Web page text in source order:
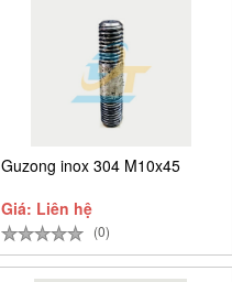
Guzong inox 304 M10x45
Giá: Liên hệ
(0)